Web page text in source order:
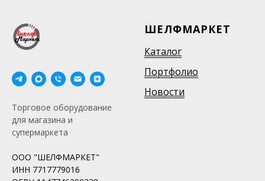
Торговое оборудование
для магазина и
супермаркета
ООО "ШЕЛФМАРКЕТ"
ИНН 7717779016
ШЕЛФМАРКЕТ
Каталог
Портфолио
Новости